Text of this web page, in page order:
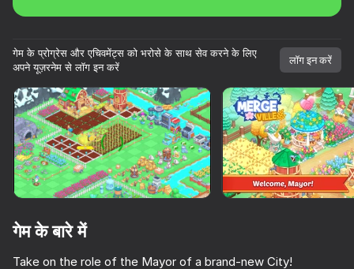
डिवाइस घुमाएँ
यह गेम केवल लैंडस्केप
ओरिएंटेशन का समर्थन करता है
गेम के प्रोग्रेस और एचिवमेंट्स को भरोसे के साथ सेव करने के लिए
अपने यूज़रनेम से लॉग इन करें
लॉग इन करें
गेम के बारे में
Take on the role of the Mayor of a brand-new City!